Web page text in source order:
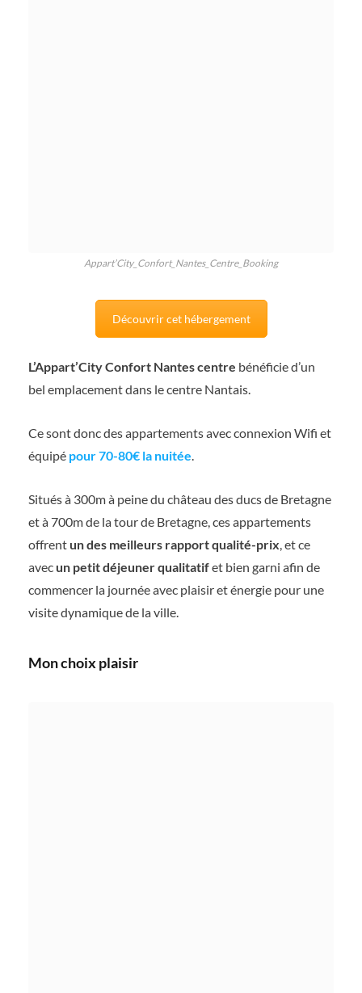
Appart’City_Confort_Nantes_Centre_Booking
Découvrir cet hébergement
L’Appart’City Confort Nantes centre bénéficie d’un
bel emplacement dans le centre Nantais.
Ce sont donc des appartements avec connexion Wifi et
équipé pour 70-80€ la nuitée.
Situés à 300m à peine du château des ducs de Bretagne
et à 700m de la tour de Bretagne, ces appartements
offrent un des meilleurs rapport qualité-prix, et ce
avec un petit déjeuner qualitatifet bien garni afin de
commencer la journée avec plaisir et énergie pour une
visite dynamique de la ville.
Mon choix plaisir